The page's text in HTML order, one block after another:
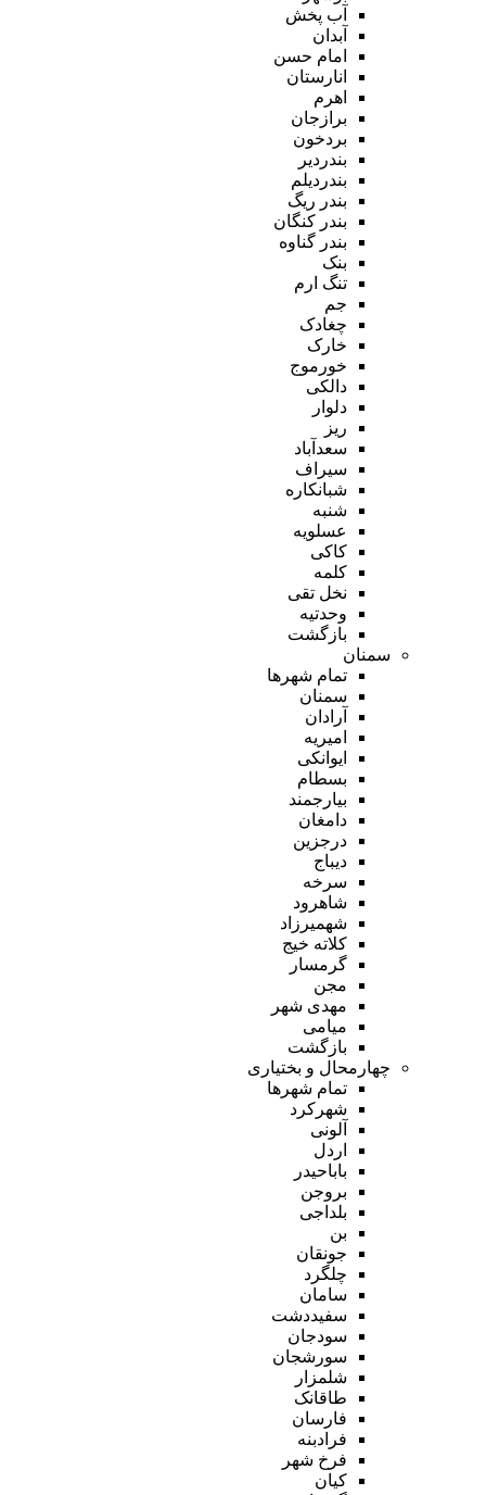
آب پخش
آبدان
امام حسن
انارستان
اهرم
برازجان
بردخون
بندردیر
بندردیلم
بندر ریگ
بندر کنگان
بندر گناوه
بنک
تنگ ارم
جم
چغادک
خارک
خورموج
دالکی
دلوار
ریز
سعدآباد
سیراف
شبانکاره
شنبه
عسلویه
کاکی
کلمه
نخل تقی
وحدتیه
بازگشت
سمنان
تمام شهر‌ها
سمنان
آرادان
امیریه
ایوانکی
بسطام
بیارجمند
دامغان
درجزین
دیباج
سرخه
شاهرود
شهمیرزاد
کلاته خیج
گرمسار
مجن
مهدی شهر
میامی
بازگشت
چهارمحال و بختیاری
تمام شهر‌ها
شهرکرد
آلونی
اردل
باباحیدر
بروجن
بلداجی
بن
جونقان
چلگرد
سامان
سفیددشت
سودجان
سورشجان
شلمزار
طاقانک
فارسان
فرادبنه
فرخ شهر
کیان